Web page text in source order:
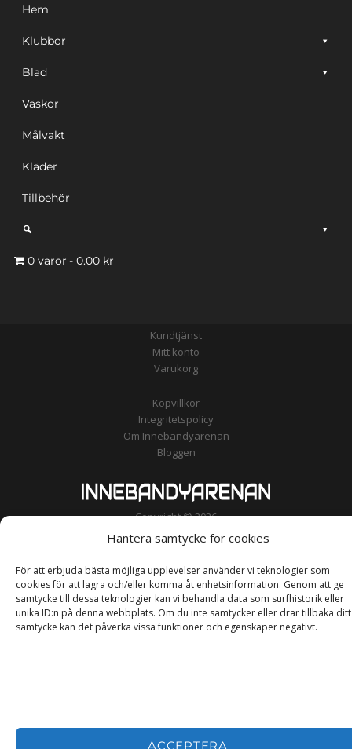
Hantera samtycke för cookies
För att erbjuda bästa möjliga upplevelser använder vi teknologier som
cookies för att lagra och/eller komma åt enhetsinformation. Genom att ge
samtycke till dessa teknologier kan vi behandla data som surfhistorik eller
unika ID:n på denna webbplats. Om du inte samtycker eller drar tillbaka ditt
samtycke kan det påverka vissa funktioner och egenskaper negativt.
ACCEPTERA
Hem
Klubbor
Blad
Väskor
Målvakt
Kläder
Tillbehör
0 varor 0.00 kr
Kundtjänst
Mitt konto
Varukorg
Köpvillkor
Integritetspolicy
Om Innebandyarenan
Bloggen
Copyright © 2026